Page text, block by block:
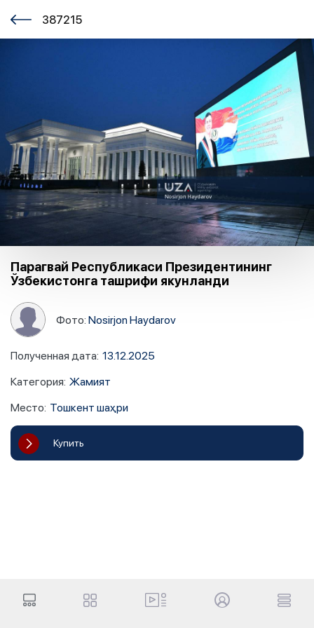
387215
Парагвай Республикаси Президентининг
Ўзбекистонга ташрифи якунланди
Фото:Nosirjon Haydarov
Полученная дата: 13.12.2025
Категория: Жамият
Место: Тошкент шаҳри
Купить